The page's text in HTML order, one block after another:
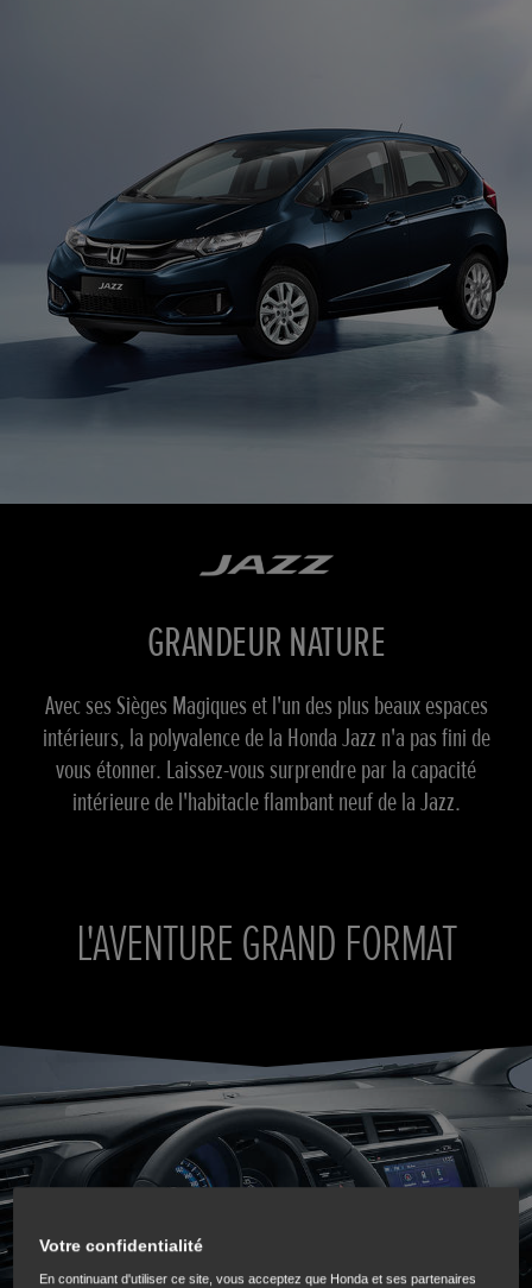
GRANDEUR NATURE
Avec ses Sièges Magiques et l'un des plus beaux espaces
intérieurs, la polyvalence de la Honda Jazz n'a pas fini de
vous étonner. Laissez-vous surprendre par la capacité
intérieure de l'habitacle flambant neuf de la Jazz.
L'AVENTURE GRAND FORMAT
Votre confidentialité
En continuant d'utiliser ce site, vous acceptez que Honda et ses partenaires